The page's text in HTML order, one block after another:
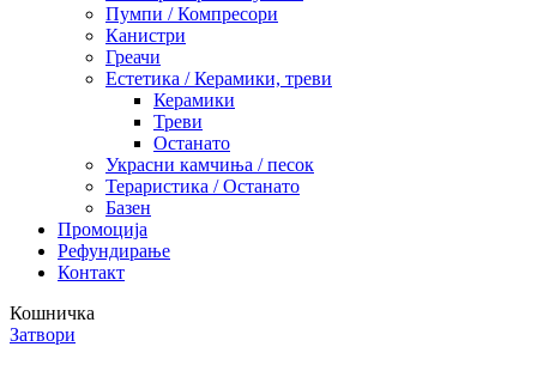
Пумпи / Компресори
Канистри
Греачи
Естетика / Керамики, треви
Керамики
Треви
Останато
Украсни камчиња / песок
Тераристика / Останато
Базен
Промоција
Рефундирање
Контакт
Кошничка
Затвори